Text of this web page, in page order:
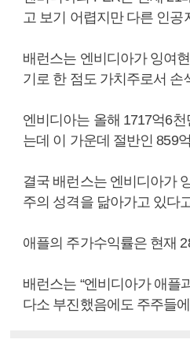
고 보기 어렵지만 다른 인
배런스는 엔비디아가 잉여
기로 한 점도 가치주로서
엔비디아는 올해 1717억6
는데 이 가운데 절반인 859
결국 배런스는 엔비디아가
주의 성격을 닮아가고 있다
애플의 주가수익률은 현재
배런스는 “엔비디아가 애플
다소 부진했음에도 주주들